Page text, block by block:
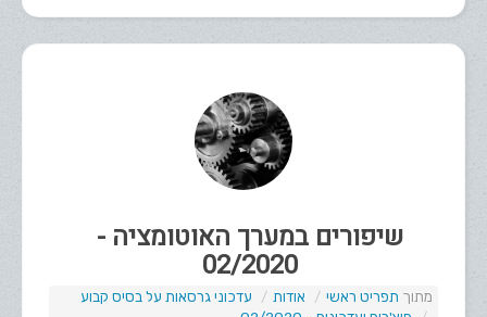
שיפורים במערך האוטומציה -
02/2020
תפריט ראשי אודות
עדכוני גרסאות על בסיס קבוע